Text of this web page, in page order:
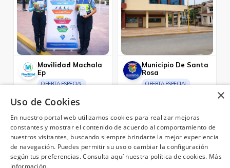
Movilidad Machala
Ep
OFERTA ESPECIAL
Machala
Municipio De Santa
Rosa
OFERTA ESPECIAL
¿Necesitas ayuda? (02) 298 1300
×
Uso de Cookies
En nuestro portal web utilizamos cookies para realizar mejoras
constantes y mostrar el contenido de acuerdo al comportamiento de
nuestros visitantes, buscando siempre brindarte la mejor experiencia
de navegación. Puedes permitir su uso o cambiar la configuración
según tus preferencias. Consulta aquí nuestra política de cookies. Más
información